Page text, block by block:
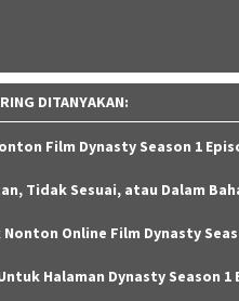
DITANYAKAN:
Film Dynasty Season 1
Tidak Sesuai, atau Dalam
Online Film Dynasty
Halaman Dynasty Season 1